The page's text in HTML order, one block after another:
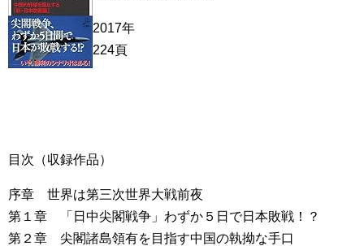
2017年
224頁
目次（収録作品）
序章 世界は第三次世界大戦前夜
第１章 「日中尖閣戦争」わずか５日で日本敗戦！？
第２章 尖閣諸島領有を目指す中国の執拗な手口